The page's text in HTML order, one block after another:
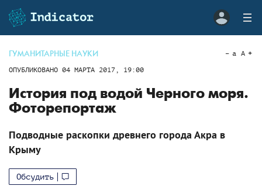
ГУМАНИТАРНЫЕ НАУКИ
ОПУБЛИКОВАНО 04 МАРТА 2017, 19:00
a A
История под водой Черного моря.
Фоторепортаж
Подводные раскопки древнего города Акра в
Крыму
Обсудить